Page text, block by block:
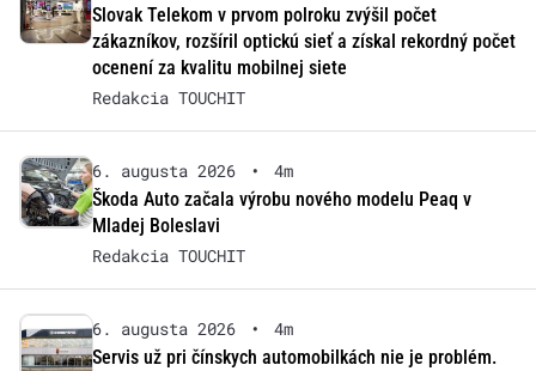
Slovak Telekom v prvom polroku zvýšil počet
zákazníkov, rozšíril optickú sieť a získal rekordný počet
ocenení za kvalitu mobilnej siete
Redakcia TOUCHIT
6. augusta 2026 •
4m
Škoda Auto začala výrobu nového modelu Peaq v
Mladej Boleslavi
Redakcia TOUCHIT
6. augusta 2026 •
4m
Servis už pri čínskych automobilkách nie je problém.